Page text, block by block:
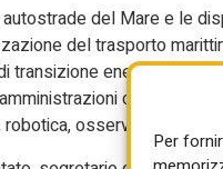
Per
del Mare e le
del trasporto
transizione energetica, il
competenti.
osservazione della